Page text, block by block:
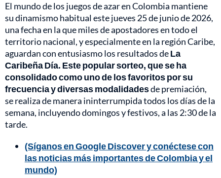
El mundo de los juegos de azar en Colombia mantiene
su dinamismo habitual este jueves 25 de junio de 2026,
una fecha en la que miles de apostadores en todo el
territorio nacional, y especialmente en la región Caribe,
aguardan con entusiasmo los resultados deLa
Caribeña Día. Este popular sorteo, que se ha
consolidado como uno de los favoritos por su
frecuencia y diversas modalidadesde premiación,
se realiza de manera ininterrumpida todos los días de la
semana, incluyendo domingos y festivos, a las 2:30 de la
tarde.
(Síganos en Google Discover y conéctese con
las noticias más importantes de Colombia y el
mundo)